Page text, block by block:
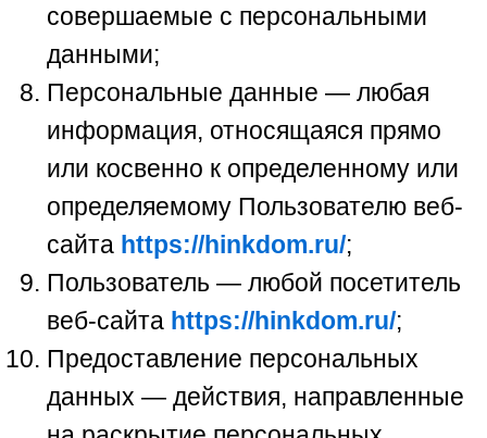
совершаемые с персональными
данными;
Персональные данные — любая
информация, относящаяся прямо
или косвенно к определенному или
определяемому Пользователю веб-
сайта https://hinkdom.ru/;
Пользователь — любой посетитель
веб-сайта https://hinkdom.ru/;
Предоставление персональных
данных — действия, направленные